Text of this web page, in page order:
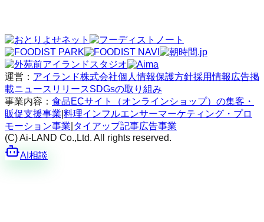
運営： アイランド株式会社個人情報保護方針採用情報 広告掲
載ニュースリリースSDGsの取り組み
事業内容： 食品ECサイト（オンラインショップ）の集客・
販促支援事業 料理インフルエンサーマーケティング・プロ
モーション事業 タイアップ記事広告事業
(C) Ai-LAND Co.,Ltd. All rights reserved.
AI相談